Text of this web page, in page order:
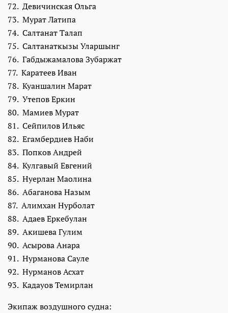
72. Девичинская Ольга
73. Мурат Латипа
74. Салтанат Талап
75. Салтанаткызы Уларшынг
76. Габдыжамалова Зубаржат
77. Каратеев Иван
78. Куаншалин Марат
79. Утепов Еркин
80. Мамиев Мурат
81. Сейпилов Ильяс
82. Егамбердиев Наби
83. Попков Андрей
84. Кулгавый Евгений
85. Нуерлан Маолина
86. Абаганова Назым
87. Алимхан Нурболат
88. Адаев Еркебулан
89. Акишева Гулим
90. Асырова Анара
91. Нурманова Сауле
92. Нурманов Асхат
93. Кадауов Темирлан
Экипаж воздушного судна: